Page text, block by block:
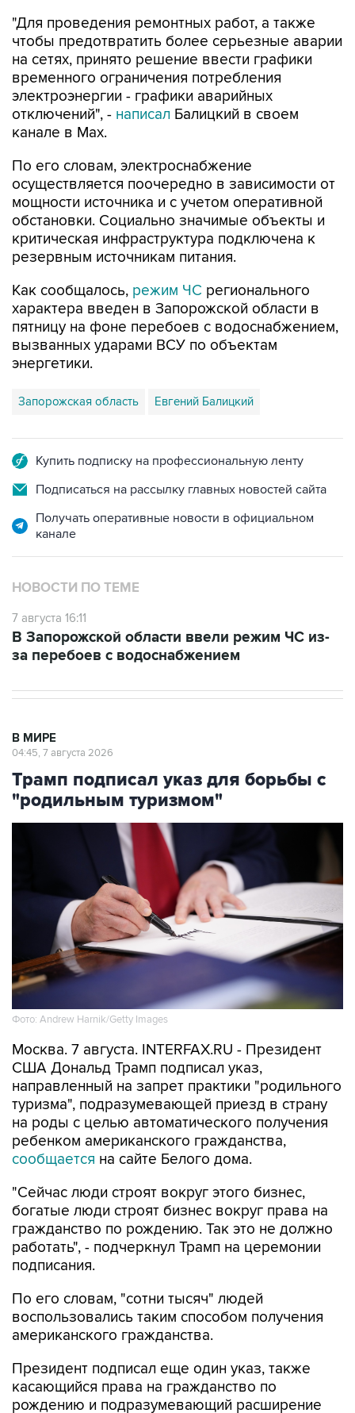
"Для проведения ремонтных работ, а также
чтобы предотвратить более серьезные аварии
на сетях, принято решение ввести графики
временного ограничения потребления
электроэнергии - графики аварийных
отключений", - написал Балицкий в своем
канале в Max.
По его словам, электроснабжение
осуществляется поочередно в зависимости от
мощности источника и с учетом оперативной
обстановки. Социально значимые объекты и
критическая инфраструктура подключена к
резервным источникам питания.
Как сообщалось, режим ЧС регионального
характера введен в Запорожской области в
пятницу на фоне перебоев с водоснабжением,
вызванных ударами ВСУ по объектам
энергетики.
Запорожская область Евгений Балицкий
Купить подписку на профессиональную ленту
Подписаться на рассылку главных новостей сайта
Получать оперативные новости в официальном
канале
НОВОСТИ ПО ТЕМЕ
7 августа 16:11
В Запорожской области ввели режим ЧС из-
за перебоев с водоснабжением
В МИРЕ
04:45, 7 августа 2026
Трамп подписал указ для борьбы с
"родильным туризмом"
Фото: Andrew Harnik/Getty Images
Москва. 7 августа. INTERFAX.RU - Президент
США Дональд Трамп подписал указ,
направленный на запрет практики "родильного
туризма", подразумевающей приезд в страну
на роды с целью автоматического получения
ребенком американского гражданства,
сообщается на сайте Белого дома.
"Сейчас люди строят вокруг этого бизнес,
богатые люди строят бизнес вокруг права на
гражданство по рождению. Так это не должно
работать", - подчеркнул Трамп на церемонии
подписания.
По его словам, "сотни тысяч" людей
воспользовались таким способом получения
американского гражданства.
Президент подписал еще один указ, также
касающийся права на гражданство по
рождению и подразумевающий расширение